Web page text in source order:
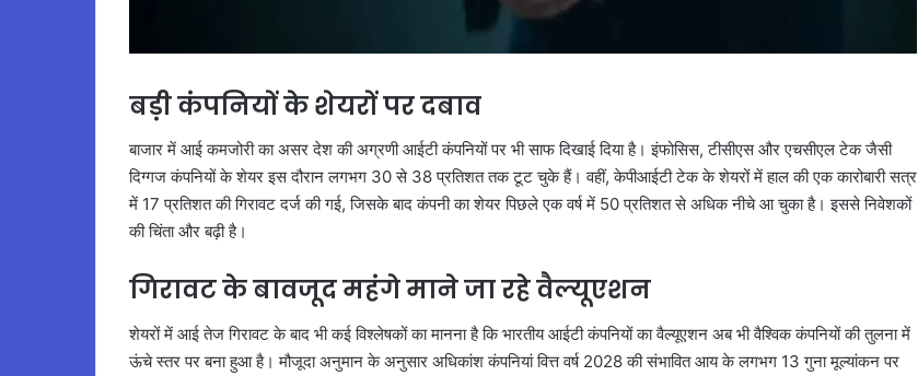
बड़ी कंपनियों के शेयरों पर दबाव
बाजार में आई कमजोरी का असर देश की अग्रणी आईटी कंपनियों पर भी साफ दिखाई दिया है। इंफोसिस, टीसीएस और एचसीएल टेक जैसी
दिग्गज कंपनियों के शेयर इस दौरान लगभग 30 से 38 प्रतिशत तक टूट चुके हैं। वहीं, केपीआईटी टेक के शेयरों में हाल की एक कारोबारी सत्र
में 17 प्रतिशत की गिरावट दर्ज की गई, जिसके बाद कंपनी का शेयर पिछले एक वर्ष में 50 प्रतिशत से अधिक नीचे आ चुका है। इससे निवेशकों
की चिंता और बढ़ी है।
गिरावट के बावजूद महंगे माने जा रहे वैल्यूएशन
शेयरों में आई तेज गिरावट के बाद भी कई विश्लेषकों का मानना है कि भारतीय आईटी कंपनियों का वैल्यूएशन अब भी वैश्विक कंपनियों की तुलना में
ऊंचे स्तर पर बना हुआ है। मौजूदा अनुमान के अनुसार अधिकांश कंपनियां वित्त वर्ष 2028 की संभावित आय के लगभग 13 गुना मूल्यांकन पर